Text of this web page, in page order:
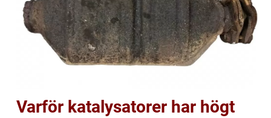
Varför katalysatorer har högt